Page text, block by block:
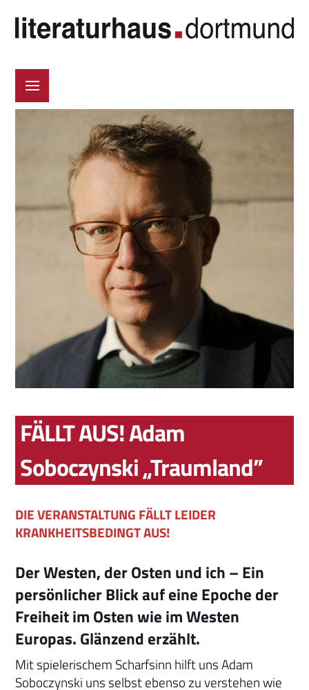
FÄLLT AUS! Adam
Soboczynski „Traumland”
DIE VERANSTALTUNG FÄLLT LEIDER
KRANKHEITSBEDINGT AUS!
Der Westen, der Osten und ich – Ein
persönlicher Blick auf eine Epoche der
Freiheit im Osten wie im Westen
Europas. Glänzend erzählt.
Mit spielerischem Scharfsinn hilft uns Adam
Soboczynski uns selbst ebenso zu verstehen wie